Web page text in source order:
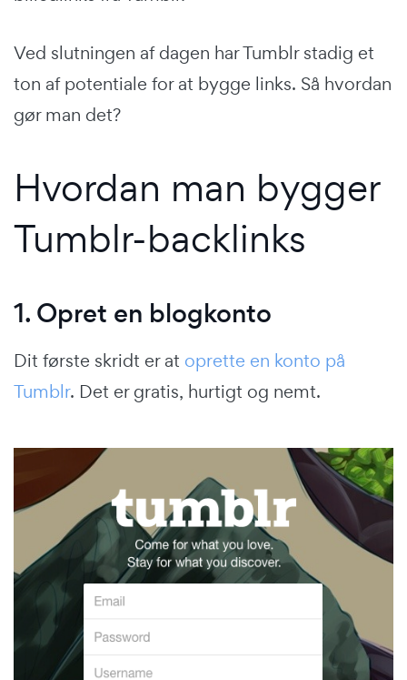
Ved slutningen af dagen har Tumblr stadig et
ton af potentiale for at bygge links. Så hvordan
gør man det?
Hvordan man bygger
Tumblr-backlinks
1. Opret en blogkonto
Dit første skridt er at oprette en konto på
Tumblr. Det er gratis, hurtigt og nemt.